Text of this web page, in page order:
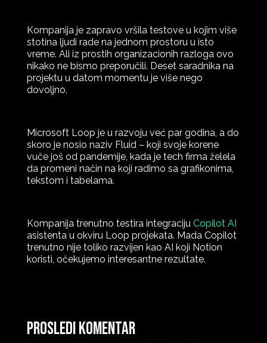
Kompanija je zapravo vršila testove u kojim više
stotina ljudi rade na jednom prostoru u isto
vreme. Ali iz prostih organizacionih razloga ovo
nikako ne bismo preporučili. Deset saradnika na
projektu u datom momentu je više nego
dovoljno.
Microsoft Loop je u razvoju već par godina, a do
skoro je nosio naziv Fluid – koji svoje korene
vuče još od pandemije, kada je tech firma želela
da promeni način na koji radimo sa grafikonima,
tekstom i tabelama.
Kompanija trenutno testira integraciju Copilot AI
asistenta u okviru Loop projekata. Mada Copilot
trenutno nije toliko razvijen kao AI koji Notion
koristi, očekujemo interesantne rezultate.
Prosledi komentar